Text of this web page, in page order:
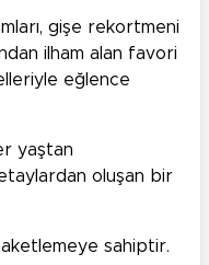
gişe rekortmeni
ilham alan favori
eğlence
yaştan
oluşan bir
sahiptir.